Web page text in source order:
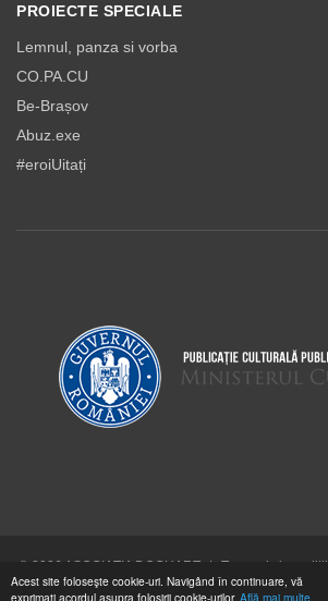
Acest site foloseşte cookie-uri. Navigând în continuare, vă
exprimaţi acordul asupra folosirii cookie-urilor. Află mai multe
PROIECTE SPECIALE
Lemnul, panza si vorba
CO.PA.CU
Be-Brașov
Abuz.exe
#eroiUitați
© 2026 ASOCIAŢIA DOCUART | Termeni şi condiţii
urile